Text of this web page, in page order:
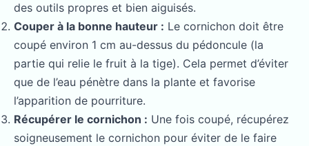
des outils propres et bien aiguisés.
Couper à la bonne hauteur : Le cornichon doit être
coupé environ 1 cm au-dessus du pédoncule (la
partie qui relie le fruit à la tige). Cela permet d’éviter
que de l’eau pénètre dans la plante et favorise
l’apparition de pourriture.
Récupérer le cornichon : Une fois coupé, récupérez
soigneusement le cornichon pour éviter de le faire